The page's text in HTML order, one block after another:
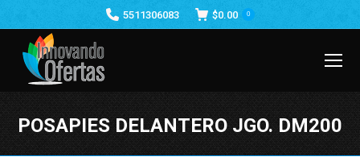
5511306083 $0.00 0
POSAPIES DELANTERO JGO. DM200